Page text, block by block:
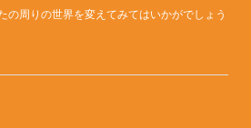
の周りの世界を変えてみてはいかがでしょう